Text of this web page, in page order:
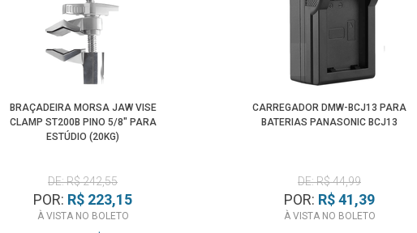
BRAÇADEIRA MORSA JAW VISE
CLAMP ST200B PINO 5/8" PARA
ESTÚDIO (20KG)
DE: R$ 242,55
POR: R$ 223,15
À VISTA NO BOLETO
CARREGADOR DMW-BCJ13 PARA
BATERIAS PANASONIC BCJ13
DE: R$ 44,99
POR: R$ 41,39
À VISTA NO BOLETO